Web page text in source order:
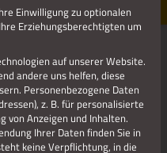
Einwilligung zu optionalen
Erziehungsberechtigten um
auf unserer Website.
andere uns helfen, diese
Personenbezogene Daten
z. B. für personalisierte
von Anzeigen und Inhalten.
Ihrer Daten finden Sie in
keine Verpflichtung, in die